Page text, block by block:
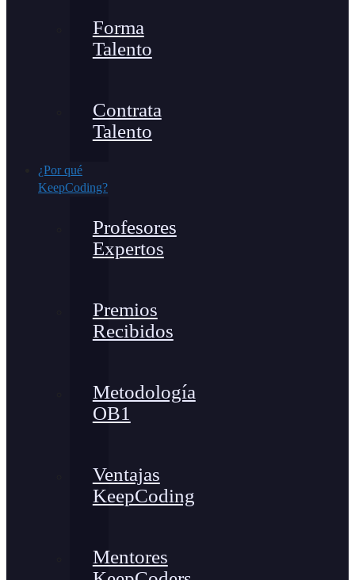
Forma
Talento
Contrata
Talento
¿Por qué
KeepCoding?
Profesores
Expertos
Premios
Recibidos
Metodología
OB1
Ventajas
KeepCoding
Mentores